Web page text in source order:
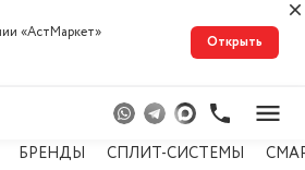
«АстМарке‪т‬»
Открыть
БРЕНДЫ СПЛИТ-СИСТЕМЫ